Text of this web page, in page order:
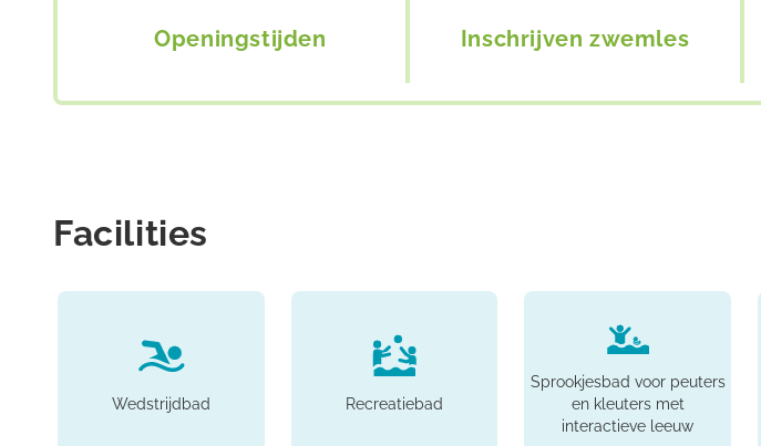
Openingstijden Inschrijven zwemles
Facilities
Wedstrijdbad Recreatiebad
Sprookjesbad voor peuters
en kleuters met
interactieve leeuw